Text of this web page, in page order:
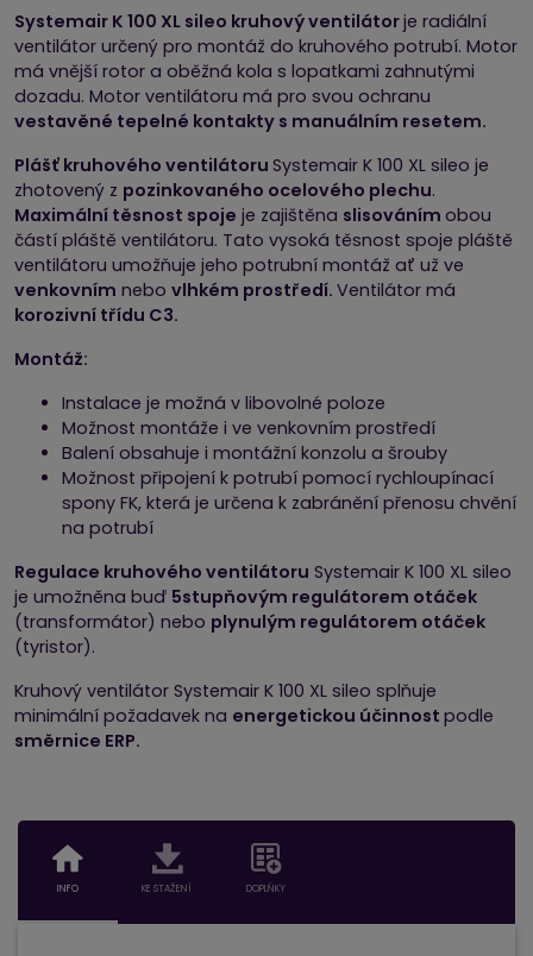
Systemair K 100 XL sileo kruhový ventilátorje radiální
ventilátor určený pro montáž do kruhového potrubí. Motor
má vnější rotor a oběžná kola s lopatkami zahnutými
dozadu. Motor ventilátoru má pro svou ochranu
vestavěné tepelné kontakty s manuálním resetem.
Plášť kruhového ventilátoru Systemair K 100 XL sileo je
zhotovený z pozinkovaného ocelového plechu.
Maximální těsnost spoje je zajištěna slisováním obou
částí pláště ventilátoru. Tato vysoká těsnost spoje pláště
ventilátoru umožňuje jeho potrubní montáž ať už ve
venkovním nebo vlhkém prostředí. Ventilátor má
korozivní třídu C3.
Montáž:
Instalace je možná v libovolné poloze
Možnost montáže i ve venkovním prostředí
Balení obsahuje i montážní konzolu a šrouby
Možnost připojení k potrubí pomocí rychloupínací
spony FK, která je určena k zabránění přenosu chvění
na potrubí
Regulace kruhového ventilátoru Systemair K 100 XL sileo
je umožněna buď 5stupňovým regulátorem otáček
(transformátor) nebo plynulým regulátorem otáček
(tyristor).
Kruhový ventilátor Systemair K 100 XL sileo splňuje
minimální požadavek na energetickou účinnost podle
směrnice ERP.
INFO KE STAŽENÍ DOPLŇKY